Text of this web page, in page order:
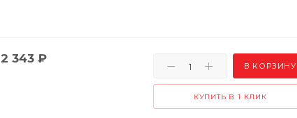
2 343₽
В КОРЗИНУ
КУПИТЬ В 1 КЛИК